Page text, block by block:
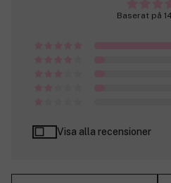
Baserat på
Visa alla recensioner